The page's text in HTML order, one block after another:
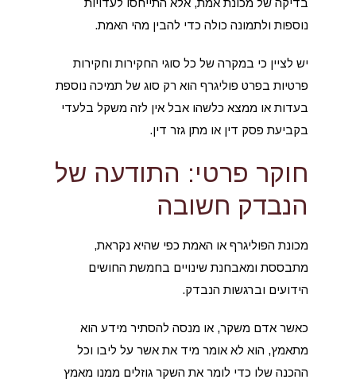
בדיקה של מכונת אמת, אלא התייחסו לעדויות
נוספות ולתמונה כולה כדי להבין מהי האמת.
יש לציין כי במקרה של כל סוגי החקירות וחקירות
פרטיות בפרט פוליגרף הוא רק סוג של תמיכה נוספת
בעדות או ממצא כלשהו אבל אין לזה משקל בלעדי
בקביעת פסק דין או מתן גזר דין.
חוקר פרטי: התודעה של
הנבדק חשובה
מכונת הפוליגרף או האמת כפי שהיא נקראת,
מתבססת ומאבחנת שינויים בחמשת החושים
הידועים וברגשות הנבדק.
כאשר אדם משקר, או מנסה להסתיר מידע הוא
מתאמץ, הוא לא אומר מיד את אשר על ליבו וכל
ההכנה שלו כדי לומר את השקר גוזלים ממנו מאמץ